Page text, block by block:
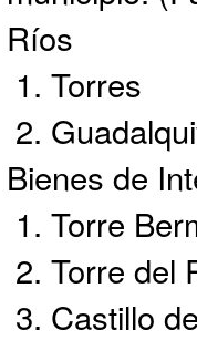
Ríos
Torres
Bienes de
Torre
Torre del
Castillo